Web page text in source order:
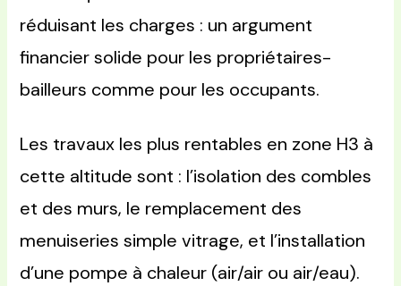
réduisant les charges : un argument
financier solide pour les propriétaires-
bailleurs comme pour les occupants.
Les travaux les plus rentables en zone H3 à
cette altitude sont : l’isolation des combles
et des murs, le remplacement des
menuiseries simple vitrage, et l’installation
d’une pompe à chaleur (air/air ou air/eau).